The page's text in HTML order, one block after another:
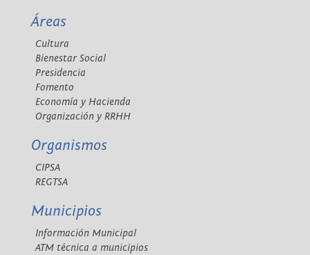
Áreas
Cultura
Bienestar Social
Presidencia
Fomento
Economía y Hacienda
Organización y RRHH
Organismos
CIPSA
REGTSA
Municipios
Información Municipal
ATM técnica a municipios